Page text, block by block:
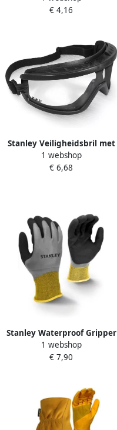
SY120-1D EU
€ 4,16
Stanley Veiligheidsbril met
Elastische Hoofdband
SY240-1D EU
1 webshop
€ 6,68
Stanley Waterproof Gripper
Handschoen | SY18L EU
1 webshop
€ 7,90